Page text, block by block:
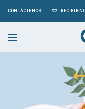
CONTÁCTENOS RECIBIR